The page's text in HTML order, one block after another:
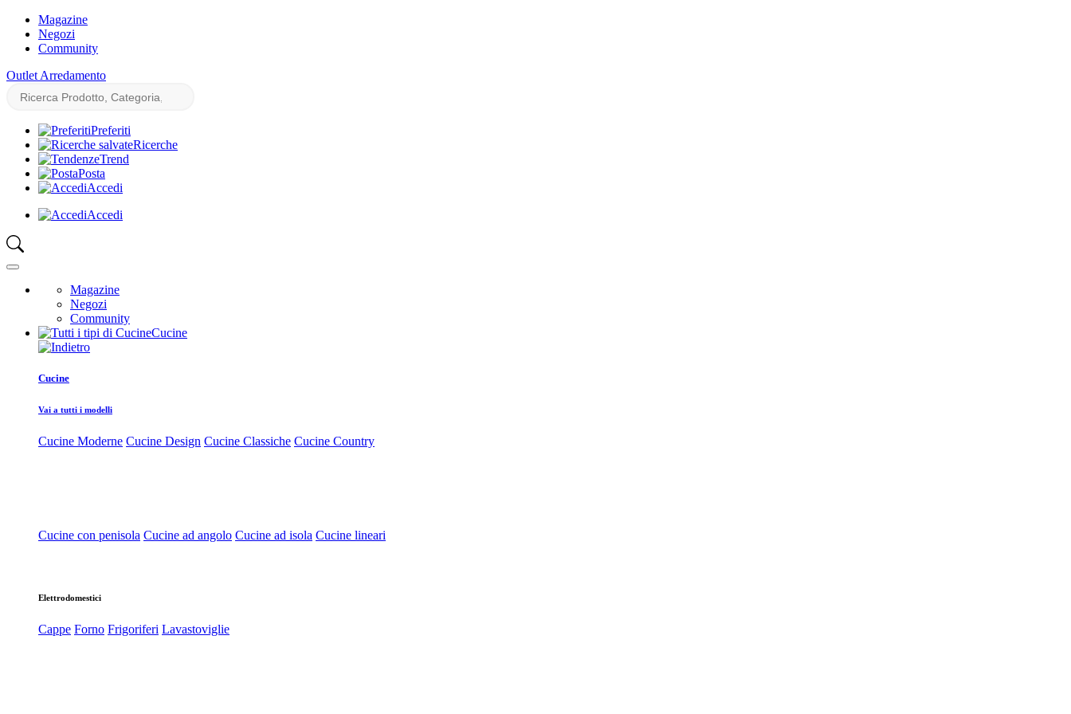
Magazine
Negozi
Community
Outlet Arredamento
Preferiti
Ricerche
Trend
Posta
Accedi
Accedi
Magazine
Negozi
Community
Cucine
Cucine
Vai a tutti i modelli
Cucine Moderne Cucine Design Cucine Classiche Cucine Country
Cucine con penisola Cucine ad angolo Cucine ad isola Cucine lineari
Elettrodomestici
Cappe Forno Frigoriferi Lavastoviglie